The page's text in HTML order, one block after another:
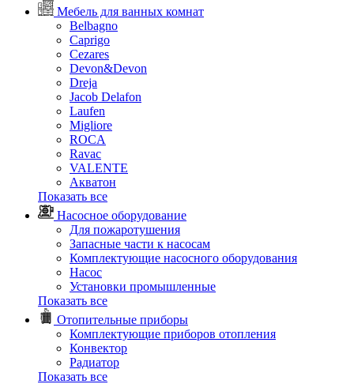
Мебель для ванных комнат
Belbagno
Caprigo
Cezares
Devon&Devon
Dreja
Jacob Delafon
Laufen
Migliore
ROCA
Rаvac
VALENTE
Акватон
Показать все
Насосное оборудование
Для пожаротушения
Запасные части к насосам
Комплектующие насосного оборудования
Насос
Установки промышленные
Показать все
Отопительные приборы
Комплектующие приборов отопления
Конвектор
Радиатор
Показать все